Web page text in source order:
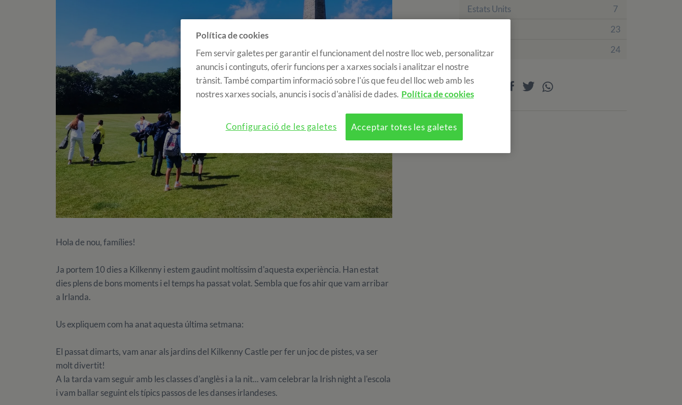
Hola de nou, famílies!
Ja portem 10 dies a Kilkenny i estem gaudint moltíssim d'aquesta experiència. Han estat
dies plens de bons moments i el temps ha passat volat. Sembla que fos ahir que vam arribar
a Irlanda.
Us expliquem com ha anat aquesta última setmana:
El passat dimarts, vam anar als jardins del Kilkenny Castle per fer un joc de pistes, va ser
molt divertit!
A la tarda vam seguir amb les classes d'anglès i a la nit... vam celebrar la Irish night a l'escola
i vam ballar seguint els típics passos de les danses irlandeses.
Estats Units
7
23
Regne Unit
24
Compartir
Política de cookies
Fem servir galetes per garantir el funcionament del nostre lloc web, personalitzar
anuncis i continguts, oferir funcions per a xarxes socials i analitzar el nostre
trànsit. També compartim informació sobre l'ús que feu del lloc web amb les
nostres xarxes socials, anuncis i socis d'anàlisi de dades. Política de cookies
Acceptar totes les galetes
Configuració de les galetes